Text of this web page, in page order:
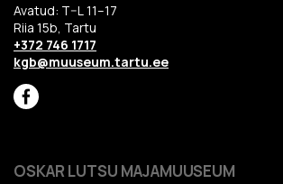
Avatud: T–L 11–17
Riia 15b, Tartu
+372 746 1717
kgb@muuseum.tartu.ee
OSKAR LUTSU MAJAMUUSEUM